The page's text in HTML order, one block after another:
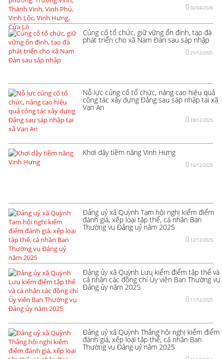
02/04/2026
Củng cố tổ chức, giữ vững ổn định, tạo đà
phát triển cho xã Nam Đàn sau sáp nhập
21/12/2025
Nỗ lực củng cố tổ chức, nâng cao hiệu quả
công tác xây dựng Đảng sau sáp nhập tại xã
Vạn An
18/12/2025
Khơi dậy tiềm năng Vinh Hưng
16/12/2025
Đảng uỷ xã Quỳnh Tam hội nghị kiểm điểm
đánh giá, xếp loại tập thể, cá nhân Ban
Thường vụ Đảng uỷ năm 2025
12/12/2025
Đảng ủy xã Quỳnh Lưu kiểm điểm tập thể và
cá nhân các đồng chí Ủy viên Ban Thường vụ
Đảng ủy năm 2025
11/12/2025
Đảng uỷ xã Quỳnh Thắng hội nghị kiểm điểm
đánh giá, xếp loại tập thể, cá nhân Ban
Thường vụ Đảng uỷ năm 2025